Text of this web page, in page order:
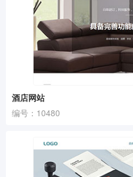
酒店网站
编号：10480